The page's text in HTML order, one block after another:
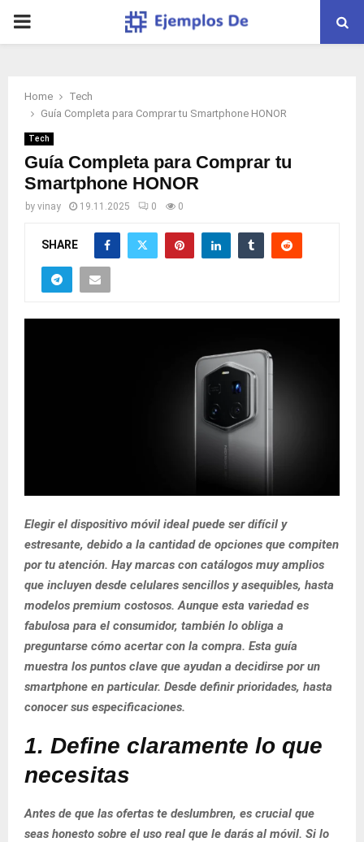
PRIMARY
Home
Tech
Guía Completa para Comprar tu Smartphone HONOR
Tech
Guía Completa para Comprar tu
Smartphone HONOR
by vinay 19.11.2025 0 0
SHARE
Elegir el dispositivo móvil ideal puede ser difícil y
estresante, debido a la cantidad de opciones que compiten
por tu atención. Hay marcas con catálogos muy amplios
que incluyen desde celulares sencillos y asequibles, hasta
modelos premium costosos. Aunque esta variedad es
fabulosa para el consumidor, también lo obliga a
preguntarse cómo acertar con la compra. Esta guía
muestra los puntos clave que ayudan a decidirse por un
smartphone en particular. Desde definir prioridades, hasta
conocer sus especificaciones.
1. Define claramente lo que
necesitas
Antes de que las ofertas te deslumbren, es crucial que
seas honesto sobre el uso real que le darás al móvil. Si lo